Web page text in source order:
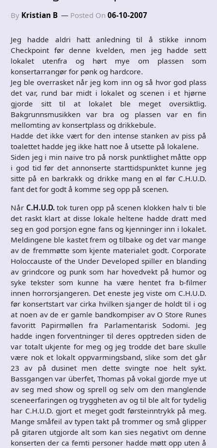
By Kristian B Posted On 06-10-2007
Jeg hadde aldri hatt anledning til å stikke innom
Checkpoint før denne kvelden, men jeg hadde sett
lokalet utenfra og hørt mye om plassen som
konsertarrangør for pønk og hardcore.
Jeg ble overrasket når jeg kom inn og så hvor god plass
det var, rund bar midt i lokalet og scenen i et hjørne
gjorde sitt til at lokalet ble meget oversiktlig.
Bakgrunnsmusikken var bra og plassen var en fin
mellomting av konsertplass og drikkebule.
Hadde det ikke vært for den intense stanken av piss på
toalettet hadde jeg ikke hatt noe å utsette på lokalene.
Siden jeg i min naive tro på norsk punktlighet måtte opp
i god tid før det annonserte starttidspunktet kunne jeg
sitte på en barkrakk og drikke mang en øl før C.H.U.D.
fant det for godt å komme seg opp på scenen.
Når C.H.U.D.tok turen opp på scenen klokken halv ti ble
det raskt klart at disse lokale heltene hadde dratt med
seg en god porsjon egne fans og kjenninger inn i lokalet.
Meldingene ble kastet frem og tilbake og det var mange
av de fremmøtte som kjente materialet godt. Corporate
Holoccauste of the Under Developed spiller en blanding
av grindcore og punk som har hovedvekt på humor og
syke tekster som kunne ha være hentet fra b-filmer
innen horrorsjangeren. Det eneste jeg viste om C.H.U.D.
før konsertstart var cirka hvilken sjanger de holdt til i og
at noen av de er gamle bandkompiser av O Store Runes
favoritt Papirmøllen fra Parlamentarisk Sodomi. Jeg
hadde ingen forventninger til deres opptreden siden de
var totalt ukjente for meg og jeg trodde det bare skulle
være nok et lokalt oppvarmingsband, slike som det går
23 av på dusinet men dette svingte noe helt sykt.
Bassgangen var überfet, Thomas på vokal gjorde mye ut
av seg med show og sprell og selv om den manglende
sceneerfaringen og tryggheten av og til ble alt for tydelig
har C.H.U.D. gjort et meget godt førsteinntrykk på meg.
Mange småfeil av typen takt på trommer og små glipper
på gitaren utgjorde alt som kan sies negativt om denne
konserten der ca femti personer hadde møtt opp uten å